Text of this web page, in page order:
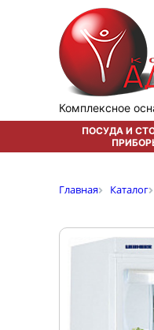
Комплексное
ПОСУДА И
Главная Каталог